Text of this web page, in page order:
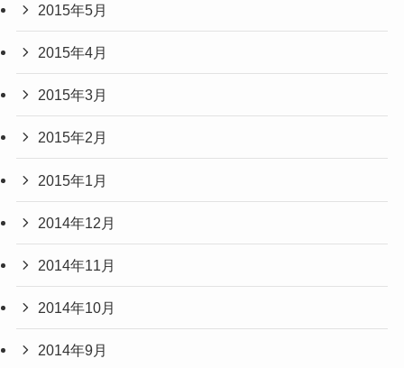
2015年5月
2015年4月
2015年3月
2015年2月
2015年1月
2014年12月
2014年11月
2014年10月
2014年9月